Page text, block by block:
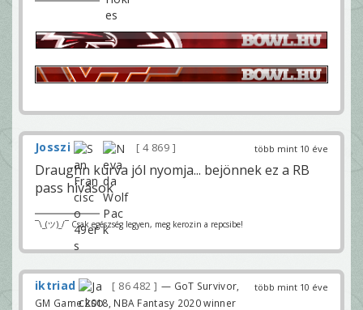
több mint 10 éve
Josszi 4 869
Draughn kurva jól nyomja... bejönnek ez a RB
pass hivások
¯\_(ツ)_/¯ Csak egészség legyen, meg kerozin a repcsibe!
több mint 10 éve
iktriad 86 482
— GoT Survivor,
GM Game 2018, NBA Fantasy 2020 winner